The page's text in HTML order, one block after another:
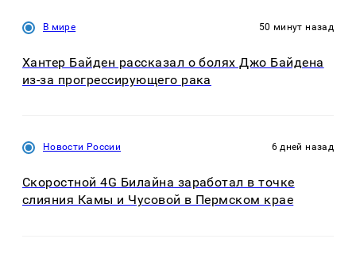
В мире 50 минут назад
Хантер Байден рассказал о болях Джо Байдена
из-за прогрессирующего рака
Новости России 6 дней назад
Скоростной 4G Билайна заработал в точке
слияния Камы и Чусовой в Пермском крае